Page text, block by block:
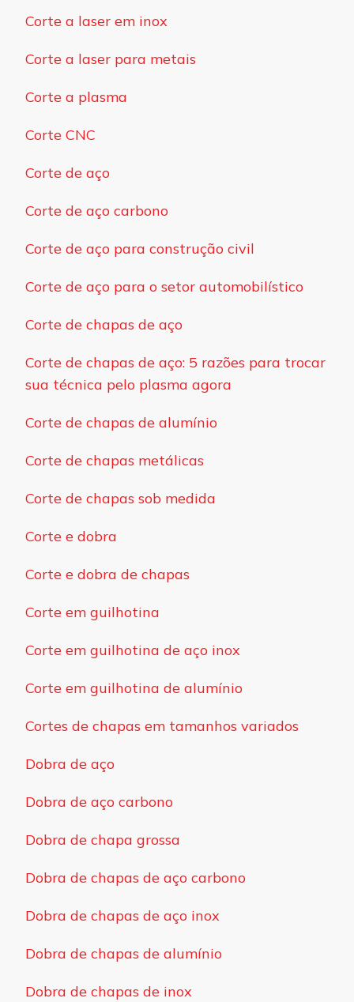
Corte a laser em inox
Corte a laser para metais
Corte a plasma
Corte CNC
Corte de aço
Corte de aço carbono
Corte de aço para construção civil
Corte de aço para o setor automobilístico
Corte de chapas de aço
Corte de chapas de aço: 5 razões para trocar
sua técnica pelo plasma agora
Corte de chapas de alumínio
Corte de chapas metálicas
Corte de chapas sob medida
Corte e dobra
Corte e dobra de chapas
Corte em guilhotina
Corte em guilhotina de aço inox
Corte em guilhotina de alumínio
Cortes de chapas em tamanhos variados
Dobra de aço
Dobra de aço carbono
Dobra de chapa grossa
Dobra de chapas de aço carbono
Dobra de chapas de aço inox
Dobra de chapas de alumínio
Dobra de chapas de inox